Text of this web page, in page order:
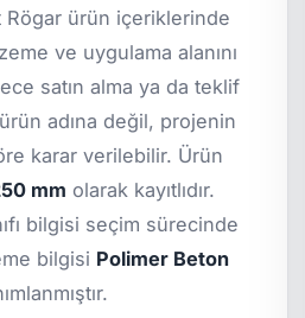
ürün içeriklerinde
ve uygulama alanını
satın alma ya da teklif
adına değil, projenin
karar verilebilir. Ürün
mm olarak kayıtlıdır.
bilgisi seçim sürecinde
bilgisi Polimer Beton